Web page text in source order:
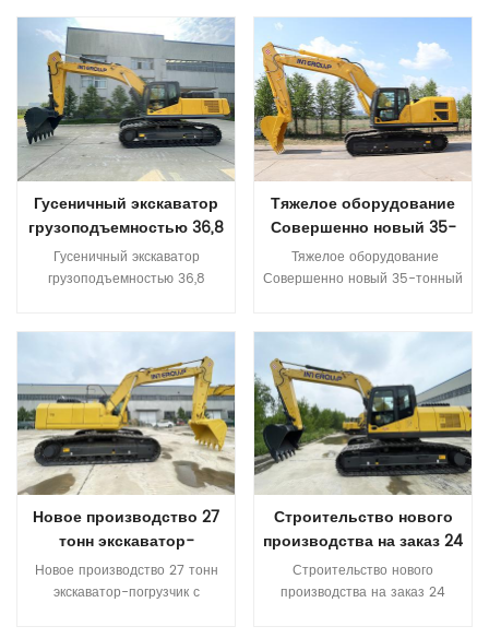
Протектор:Задний мм 1760
Размеры Угол наклона мачты/
каретки (вперед/назад)
Градус(°) 6/12 Высота мачты
(опускание вил) мм 2990
Высота подъема мачты мм
3000 Макс.высота мм 4450
высота до защитного шлема
(высота до кабины) мм 2780
Общая высота (с вилами) мм
6660 Передняя вертикальная
поверхность вилки направлена
к задней части транспортного
ширина мм 2350 Размер вилки
каретки вил мм 2260 Мин.
высота мачты (с грузом) мм
270 Мин. расстояние от
центра колесной базы до
земли (с грузом) мм 310
Мин.радиус поворота мм 4700
без груза) км/ч 22/30
Производительность
Максимальная скорость
подъема (с грузом/без груза)
палка и конструкционные
детали ведра *Более
скоординированный комфорт
Очень жесткая новая кабина,
тихая и удобная Цветный ЖК
-монитор для удобного
мониторинга и обслуживания
Различные рабочие режимы и
дополнительные размеры
Спецификации МОДЕЛЬ
Единица ITQ 560.9 Двойная
мощность Эксплуатационный
вес Тонна 53 Веденная
двигателя YKVFT-315L2
мин 280 264/2100 Объем
топливного бака Л 500
Скорость путешествия км/ч
4.8/3.0 Скорость качания R/
мин 9 Максимальная степень
скалолазания Â° 30
мощности максимально ISO КН
298 Среднее давление
заземления КПА 95 Модель
гидравлического насоса В
Прочитайте Больше
Прочитайте Больше
Гусеничный экскаватор
грузоподъемностью 36,8
тонны Экскаватор с
ковшом емкостью 1,6-1,8
Гусеничный экскаватор грузоподъемностью 36,8 тонны Экскаватор с ковшом емкостью 1,6-1,8 куб. м с резиновой гусеницей * Высококачественная первоклассная конфигурация ядра Соответствует требованиям двигателя Cummins по выбросам Stage III с превосходной мощностью. Двигатель Isuzu соответствует требованиям по выбросам Stage III, что позволяет экономить топливо и энергию. Главный насос и главный клапан международного бренда Гидравлические компоненты мировых брендов обеспечивают высокую надежность гидравлической системы. * Повышенная надежность и долговечность Повышенная надежность и долговечность Прочный, высокопрочный корпус Усиленные детали конструкции стрелы, рукояти и ковша. * Более согласованный комфорт Бесшумная, удобная и очень жесткая новая кабина Цветной ЖК-монитор для удобного мониторинга и обслуживания. Доступно несколько режимов работы Технические характеристики МОДЕЛЬ Единица ИТК 385,9 Эксплуатационная масса Тонна 36,8 Емкость ковша м³ 1,6-1,8 Инженерная модель 五十铃6HK1X Номинальная мощность кВт/об/мин 212/2000 Объем топливного бака л 595 Скорость путешествия км/ч 5,2/3,3 Скорость поворота об/мин 8,5 Максимальная степень подъема ° 70 Усилие копания ковша при максимальной мощности ISO КН 256 Среднее давление заземления КНА 70,8 Модель гидравлического насоса ИнЛайн В90Н180/КПМ К5В160ДТ Максимальный поток л/мин 360x2/320x2 Установочное давление МПа 37 Объем гидробака л 310 Общая длина мм 11150 B Общая ширина мм 3190 C Общая высота ( до верха стрелы ) мм 3280 D Общая высота ( до верха кабины ) мм 3280 E Дорожный просвет противовеса мм 1210 Ф Мин. Дорожный просвет мм 495 G Радиус поворота хвоста мм 3420 H Длина заземления мм 4030 J Длина гусеницы мм 4955 K Ширина колеи мм 2590 L ширина следа мм 3190 Ширина башмака M- гусеницы мм 600 N Ширина проигрывателя мм 2995 год О Макс. высота копания мм 9800 П Макс. высота разгрузки мм 6830 Q Макс. глубина копания мм 6890 Р Макс. глубина копания вертикальной стены мм 6000 С Макс. глубина копания для горизонтальной плоскости 2,5 м. мм 6800 Т Макс. копать мм 10800 U Макс. вылет копания на уровне земли мм 10600 В Мин. радиус поворота мм 4285 Вт Макс. высота при минимальном радиусе поворота мм 8500 X Расстояние от центра поворота до задней части мм 3420 Z Высота противовеса мм 226
Тяжелое оборудование
Совершенно новый 35-
тонный тяжелый
экскаватор
Тяжелое оборудование
Совершенно новый 35-тонный
первоклассная конфигурация
ядра Соответствует
требованиям двигателя
Cummins по выбросам Stage
III с превосходной мощностью.
Двигатель Isuzu соответствует
требованиям по выбросам
Stage III, что позволяет
экономить топливо и энергию.
Главный насос и главный
клапан международного
бренда Гидравлические
Прочитайте Больше
Новое производство 27
тонн экскаватор-
погрузчик с
гидравлическим
Новое производство 27 тонн экскаватор-погрузчик с гидравлическим гусеничным экскаватором для добычи полезных ископаемых * Высококачественная первоклассная конфигурация ядра Соответствует требованиям двигателя Cummins по выбросам Stage III с превосходной мощностью. Двигатель Isuzu соответствует требованиям по выбросам Stage III, что позволяет экономить топливо и энергию. Главный насос и главный клапан международного бренда Гидравлические компоненты мировых брендов обеспечивают высокую надежность гидравлической системы. * Повышенная надежность и долговечность Повышенная надежность и долговечность Прочный, высокопрочный корпус Усиленные детали конструкции стрелы, рукояти и ковша. * Более согласованный комфорт Бесшумная, удобная и очень жесткая новая кабина Цветной ЖК-монитор для удобного мониторинга и обслуживания. Доступно несколько режимов работы Технические характеристики МОДЕЛЬ Единица ITQ 270.9LC Эксплуатационная масса Тонна 27,5 Емкость ковша м³ 1.3 Инженерная модель 康明斯QSB7.0 Номинальная мощность кВт/об/мин 169/2050 Объем топливного бака л 420 Скорость путешествия км/ч 4,1/2,5 Скорость поворота об/мин 10,5 Максимальная степень подъема ° 70 Усилие копания ковша при максимальной мощности ISO КН 172 Среднее давление заземления КНА 56 Модель гидравлического насоса КПМ К3В112ДТ Максимальный поток л/мин 228*2 Установочное давление МПа 37,3 Объем гидробака л 246 Общая длина мм 10000 B Общая ширина мм 3190 C Общая высота ( до верха стрелы ) мм 3325 D Общая высота ( до верха кабины ) мм 3220 E Дорожный просвет противовеса мм 1080 Ф Мин. Дорожный просвет мм 520 G Радиус поворота хвоста мм 2910 H Длина заземления мм 3715 J Длина гусеницы мм 4625 K Ширина колеи мм 2590 L ширина следа мм 3190 Ширина башмака M- гусеницы мм 600 N Ширина проигрывателя мм 2700 О Макс. высота копания мм 9310 П Макс. высота разгрузки мм 6440 Q Макс. глубина копания мм 6875 Р Макс. глубина копания вертикальной стены мм 5860 С Макс. глубина копания для горизонтальной плоскости 2,5 м. мм 6680 Т Макс. копать мм 10170 U Макс. вылет копания на уровне земли мм 9990 В Мин. радиус поворота мм 3975 Вт Макс. высота при минимальном радиусе поворота мм 7835 X Расстояние от центра поворота до задней части мм 2910 Z Высота противовеса мм 2165
Строительство нового
производства на заказ 24
тонны гидравлических
карьерных экскаваторов
Строительство нового производства на заказ 24 тонны гидравлических карьерных экскаваторов * Высококачественная первоклассная конфигурация ядра Соответствует требованиям двигателя Cummins по выбросам Stage III с превосходной мощностью. Двигатель Isuzu соответствует требованиям по выбросам Stage III, что позволяет экономить топливо и энергию. Главный насос и главный клапан международного бренда Гидравлические компоненты мировых брендов обеспечивают высокую надежность гидравлической системы. * Повышенная надежность и долговечность Повышенная надежность и долговечность Прочный, высокопрочный корпус Усиленные детали конструкции стрелы, рукояти и ковша. * Более согласованный комфорт Бесшумная, удобная и очень жесткая новая кабина Цветной ЖК-монитор для удобного мониторинга и обслуживания. Доступно несколько режимов работы Технические характеристики МОДЕЛЬ Единица ИТК 240,9 Эксплуатационная масса Тонна 24 Емкость ковша м³ 1.2 Инженерная модель 康明斯QSB7.0 Номинальная мощность кВт/об/мин 142/1950 Объем топливного бака л 420 Скорость путешествия км/ч 5,2/3,5 Скорость поворота об/мин 11 Максимальная степень подъема ° 70 Усилие копания ковша при максимальной мощности ISO КН 172 Среднее давление заземления КНА 49,4 Модель гидравлического насоса КПМ К3В112ДТ Максимальный поток л/мин 228x2 Установочное давление МПа 37 Объем гидробака л 246 Общая длина мм 9850 B Общая ширина мм 2980 C Общая высота ( до верха стрелы ) мм 3190 D Общая высота ( до верха кабины ) мм 3120 E Дорожный просвет противовеса мм 1065 Ф Мин. Дорожный просвет мм 440 G Радиус поворота хвоста мм 2810 H Длина заземления мм 3640 J Длина гусеницы мм 4450 K Ширина колеи мм 2380 L ширина следа мм 2980 Ширина башмака M- гусеницы мм 600 N Ширина проигрывателя мм 2700 О Макс. высота копания мм 9310 П Макс. высота разгрузки мм 6440 Q Макс. глубина копания мм 6875 Р Макс. глубина копания вертикальной стены мм 5860 С Макс. глубина копания для горизонтальной плоскости 2,5 м. мм 6680 Т Макс. копать мм 10170 U Макс. вылет копания на уровне земли мм 9990 В Мин. радиус поворота мм 3975 Вт Макс. высота при минимальном радиусе поворота мм 7775 X Расстояние от центра поворота до задней части мм 2810 Z Высота противовеса мм 2120